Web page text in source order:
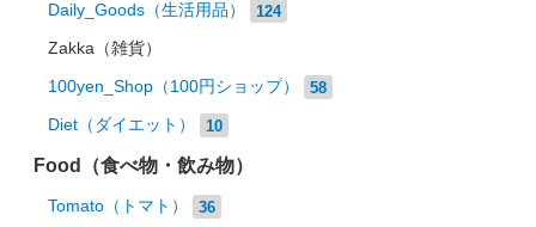
Daily_Goods（生活用品） 124
Zakka（雑貨）
100yen_Shop（100円ショップ） 58
Diet（ダイエット） 10
Food（食べ物・飲み物）
Tomato（トマト） 36